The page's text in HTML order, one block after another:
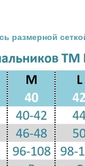
размерной